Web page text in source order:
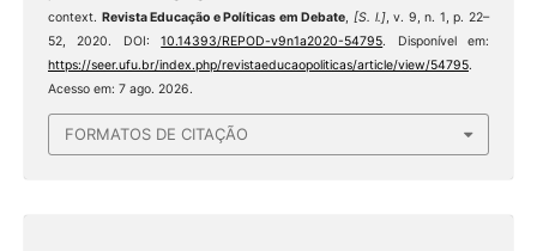
context. Revista Educação e Políticas em Debate,[S. l.], v. 9, n. 1, p. 22–
52, 2020. DOI:10.14393/REPOD-v9n1a2020-54795. Disponível em:
https://seer.ufu.br/index.php/revistaeducaopoliticas/article/view/54795.
Acesso em: 7 ago. 2026.
FORMATOS DE CITAÇÃO